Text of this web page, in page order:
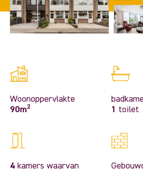
Woonoppervlakte
90m2
1
toilet
4 kamers waarvan